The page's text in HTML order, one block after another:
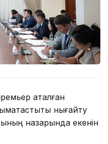
аталған
нығайту
назарында екенін